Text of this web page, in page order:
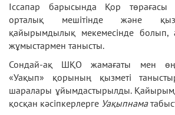
Іссапар барысында Қор төрағасы
орталық мешітінде және
қайырымдылық мекемесінде болып,
жұмыстармен танысты.
Сондай-ақ ШҚО жамағаты мен
«Уақып» қорының қызметі
шаралары ұйымдастырылды.
қосқан кәсіпкерлерге Уақыпнама